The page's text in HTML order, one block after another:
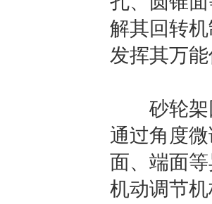
解其回转
发挥其万
砂轮架回
通过角度
面、端面
机动调节